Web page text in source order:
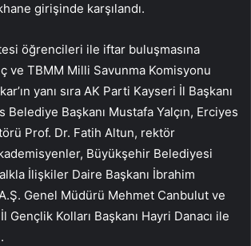
girişinde karşılandı.
öğrencileri ile iftar buluşmasına
ve TBMM Milli Savunma Komisyonu
yanı sıra AK Parti Kayseri İl Başkanı
Belediye Başkanı Mustafa Yalçın, Erciyes
Prof. Dr. Fatih Altun, rektör
Büyükşehir Belediyesi
İlişkiler Daire Başkanı İbrahim
Genel Müdürü Mehmet Canbulut ve
Gençlik Kolları Başkanı Hayri Danacı ile